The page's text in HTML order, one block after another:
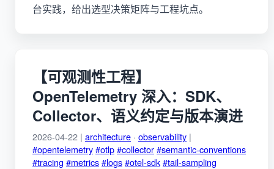
台实践，给出选型决策矩阵与工程坑点。
【可观测性工程】
OpenTelemetry 深入：SDK、
Collector、语义约定与版本演进
2026-04-22 | architecture · observability |
#opentelemetry#otlp#collector#semantic-conventions
#tracing #metrics#logs#otel-sdk#tail-sampling